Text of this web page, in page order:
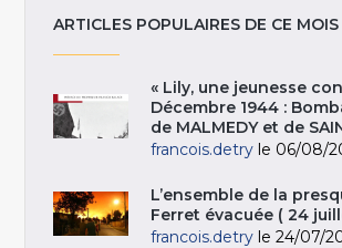
ARTICLES POPULAIRES DE CE MOIS
« Lily, une jeunesse
Décembre 1944 :
de MALMEDY et de
francois.detry le 06/08/
L’ensemble de la
Ferret évacuée ( 24
francois.detry le 24/07/